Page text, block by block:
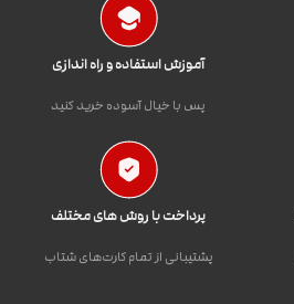
آموزش استفاده و راه اندازی
پس با خیال آسوده خرید کنید
پرداخت با روش های مختلف
پشتیبانی از تمام کارت‌های شتاب